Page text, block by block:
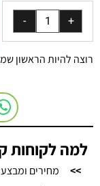
רוצה להיות הראשון
למה לקוחות
>>
מחירים